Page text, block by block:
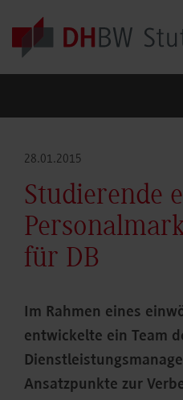
Skip to main content
28.01.2015
Studierende
für DB
Im Rahmen eines
entwickelte ein Team
Ansatzpunkte zur